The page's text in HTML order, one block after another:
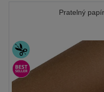
Pratelný